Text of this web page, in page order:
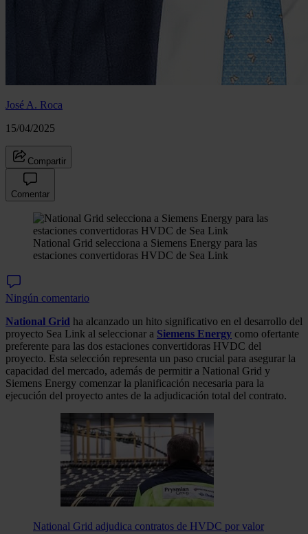
José A. Roca
15/04/2025
Compartir
Comentar
National Grid selecciona a Siemens Energy para las
estaciones convertidoras HVDC de Sea Link
Ningún comentario
National Grid ha alcanzado un hito significativo en el desarrollo del
proyecto Sea Link al seleccionar a Siemens Energy como ofertante
preferente para las dos estaciones convertidoras HVDC del
proyecto. Esta selección representa un paso crucial para asegurar la
capacidad del mercado, además de permitir a National Grid y
Siemens Energy comenzar la planificación necesaria para la
ejecución del proyecto antes de la adjudicación total del contrato.
National Grid adjudica contratos de HVDC por valor